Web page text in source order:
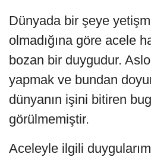
Dünyada bir şeye
olmadığına göre acele
bozan bir duygudur.
yapmak ve bundan
dünyanın işini bitiren
görülmemiştir.
Aceleyle ilgili